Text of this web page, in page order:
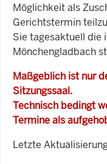
Möglichkeit als
Gerichtstermin
Sie tagesaktuell die
Mönchengladbach
Maßgeblich ist nur
Sitzungssaal.
Technisch bedingt
Termine als
Letzte